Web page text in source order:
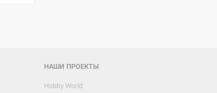
НАШИ ПРОЕКТЫ
Hobby World